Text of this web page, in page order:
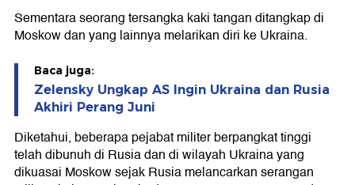
Sementara seorang tersangka kaki tangan ditangkap di
Moskow dan yang lainnya melarikan diri ke Ukraina.
Baca juga:
Zelensky Ungkap AS Ingin Ukraina dan Rusia
Akhiri Perang Juni
Diketahui, beberapa pejabat militer berpangkat tinggi
telah dibunuh di Rusia dan di wilayah Ukraina yang
dikuasai Moskow sejak Rusia melancarkan serangan